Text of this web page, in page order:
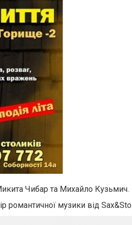
Чибар та Михайло Кузьмич.
романтичної музики від